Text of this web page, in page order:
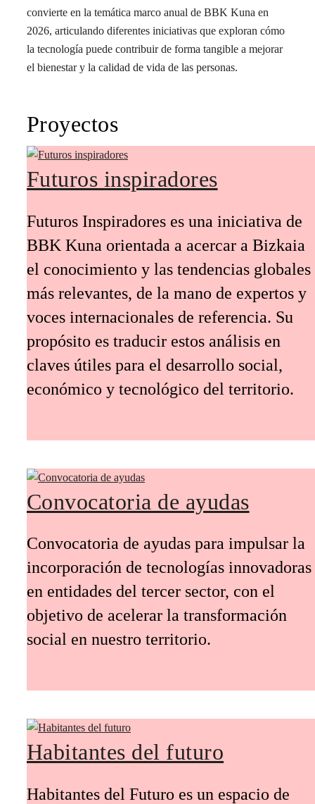
convierte en la temática marco anual de BBK Kuna en
2026, articulando diferentes iniciativas que exploran cómo
la tecnología puede contribuir de forma tangible a mejorar
el bienestar y la calidad de vida de las personas.
Proyectos
Futuros inspiradores
Futuros Inspiradores es una iniciativa de
BBK Kuna orientada a acercar a Bizkaia
el conocimiento y las tendencias globales
más relevantes, de la mano de expertos y
voces internacionales de referencia. Su
propósito es traducir estos análisis en
claves útiles para el desarrollo social,
económico y tecnológico del territorio.
Convocatoria de ayudas
Convocatoria de ayudas para impulsar la
incorporación de tecnologías innovadoras
en entidades del tercer sector, con el
objetivo de acelerar la transformación
social en nuestro territorio.
Habitantes del futuro
Habitantes del Futuro es un espacio de